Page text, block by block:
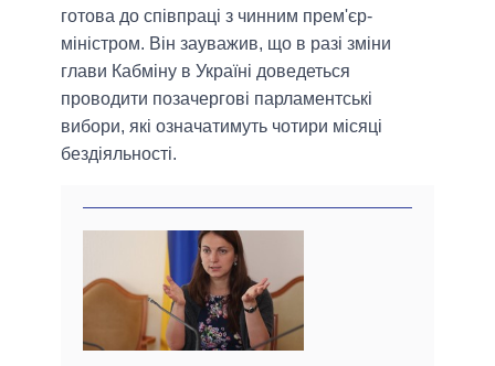
готова до співпраці з чинним прем'єр-
міністром. Він зауважив, що в разі зміни
глави Кабміну в Україні доведеться
проводити позачергові парламентські
вибори, які означатимуть чотири місяці
бездіяльності.